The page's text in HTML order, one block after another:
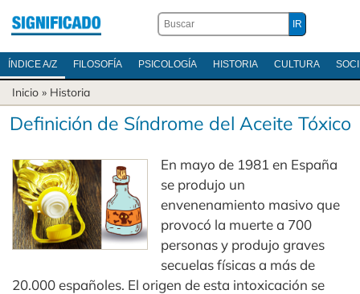
ÍNDICE A/Z FILOSOFÍA PSICOLOGÍA HISTORIA CULTURA
Inicio » Historia
Definición de Síndrome del Aceite Tóxico
En mayo de 1981 en España
se produjo un
envenenamiento masivo que
provocó la muerte a 700
personas y produjo graves
secuelas físicas a más de
20.000 españoles. El origen de esta intoxicación se